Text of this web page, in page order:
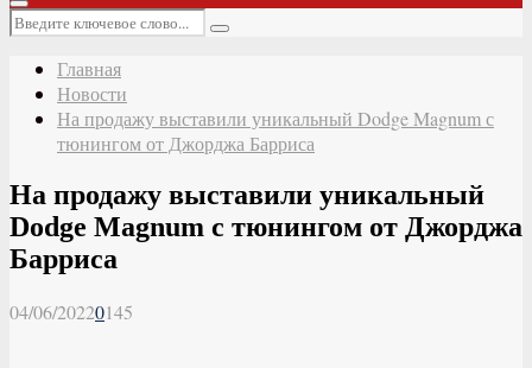
Основное
меню
Искать:
Поиск
Главная
Новости
На продажу выставили уникальный Dodge Magnum с
тюнингом от Джорджа Барриса
На продажу выставили уникальный
Dodge Magnum с тюнингом от Джорджа
Барриса
04/06/20220145